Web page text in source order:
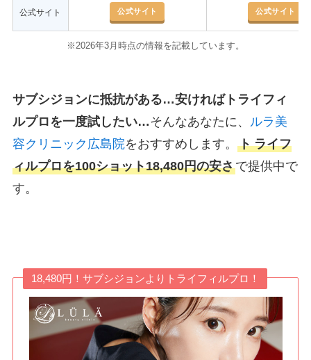
公式サイト 公式サイト 公式サイト
※2026年3月時点の情報を記載しています。
サブシジョンに抵抗がある…安ければトライフィ
ルプロを一度試したい…そんなあなたに、 ルラ美
容クリニック広島院をおすすめします。 ト ライフ
ィルプロを100ショット18,480円の安さで提供中で
す。
18,480円！サブシジョンよりトライフィルプロ！